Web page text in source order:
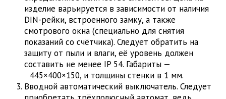
изделие варьируется в зависимости от наличия
DIN-рейки, встроенного замку, а также
смотрового окна (специально для снятия
показаний со счётчика). Следует обратить на
защиту от пыли и влаги, её уровень должен
составить не менее IP 54. Габариты —
445×400×150, и толщины стенки в 1 мм.
Вводной автоматический выключатель. Следует